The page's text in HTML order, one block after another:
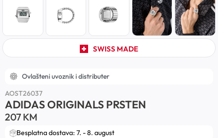
SWISS MADE
Ovlašteni uvoznik i distributer
AOST26037
ADIDAS ORIGINALS PRSTEN
207 KM
Besplatna dostava: 7. - 8. august